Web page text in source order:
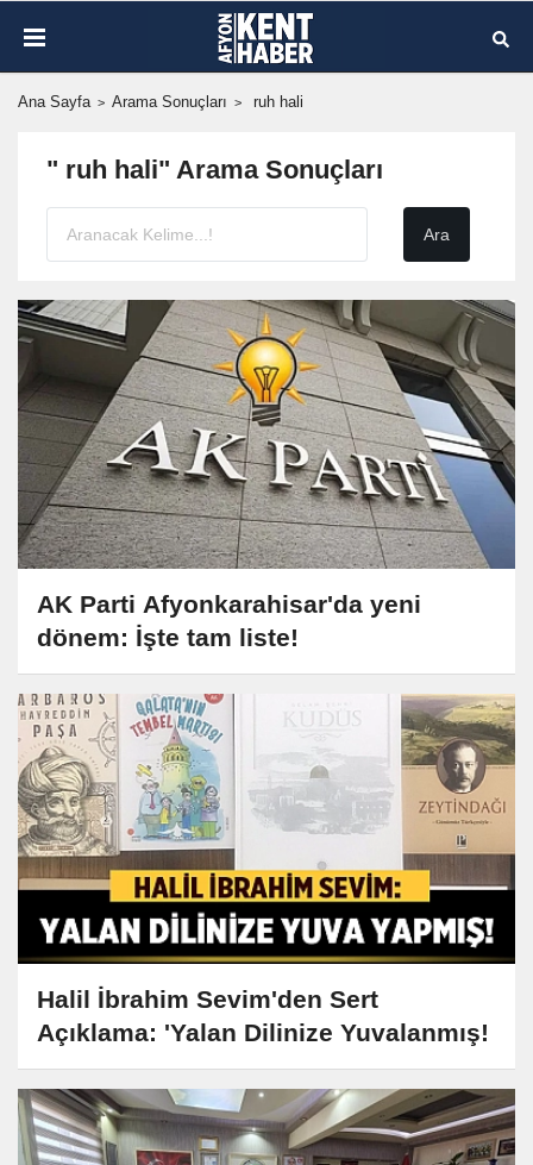
Ana Sayfa Arama Sonuçları ruh hali
" ruh hali" Arama Sonuçları
AK Parti Afyonkarahisar'da yeni
dönem: İşte tam liste!
Halil İbrahim Sevim'den Sert
Açıklama: 'Yalan Dilinize Yuvalanmış!